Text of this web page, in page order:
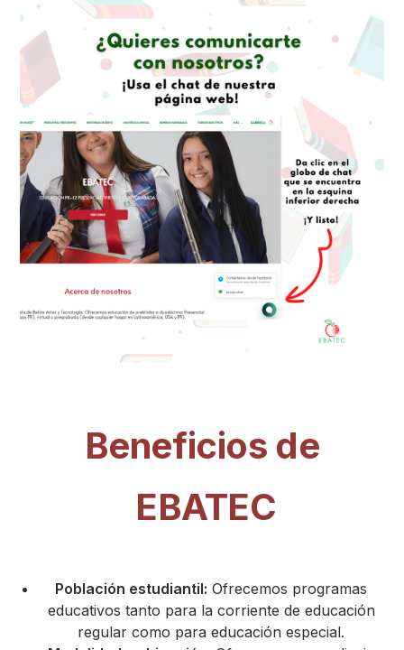
Beneficios de
EBATEC
Población estudiantil: Ofrecemos programas
educativos tanto para la corriente de educación
regular como para educación especial.